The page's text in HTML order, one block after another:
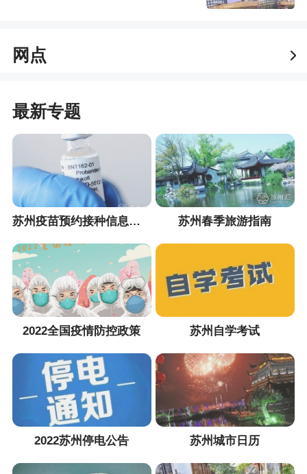
网点
最新专题
苏州疫苗预约接种信息汇总 苏州春季旅游指南
2022全国疫情防控政策 苏州自学考试
2022苏州停电公告 苏州城市日历